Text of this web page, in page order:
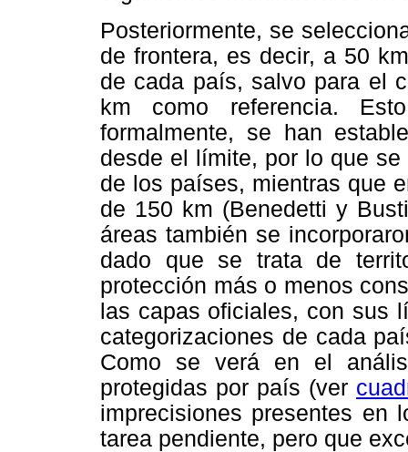
Posteriormente, se
de frontera, es decir, a 50
de cada país, salvo para el
km como referencia.
formalmente, se han
desde el límite, por lo que
de los países, mientras que
de 150 km (Benedetti y
áreas también se
dado que se trata de
protección más o menos
las capas oficiales, con sus
categorizaciones de cada
Como se verá en el
protegidas por país (ver
imprecisiones presentes en
tarea pendiente, pero que